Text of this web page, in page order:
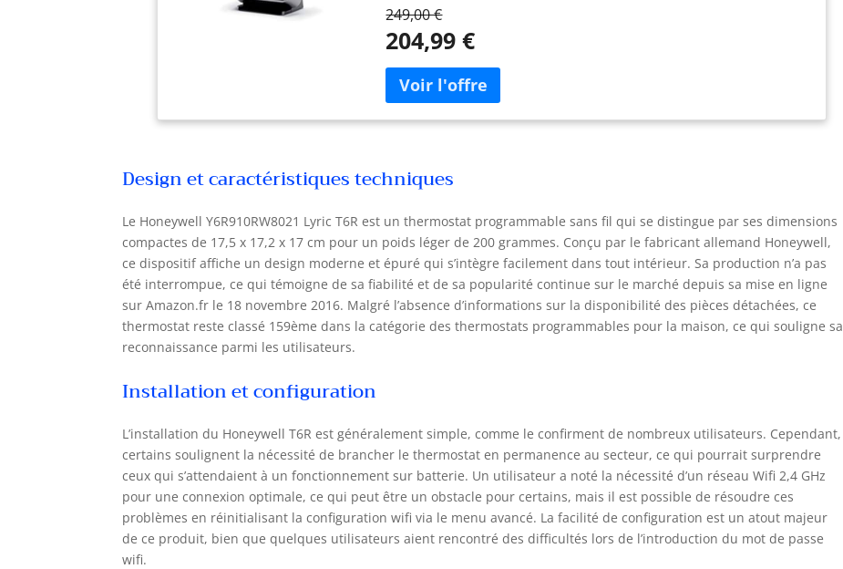
brancher pour le recharger si besoin. Clair et intuitif : le grand écran
tactile rétro-éclairé facilite la programmation et la modification des
Vous bénéficiez d'un contrôle intégral depuis l'écran, même lorsque
vous n'êtes pas connecté à l'application. Connexion intelligente : le
thermostat intelligent T6R fonctionne également avec Apple
demain. Contrôle et connexion : l'application Honeywell Home vous
permet de contrôler votre chauffage où que vous soyez. La fonction
de géolocalisation utilise l'emplacement de votre téléphone pour
savoir pour savoir si vous êtes à votre domicile ou en déplacement.
Ainsi, vous économisez de l'énergie et bénéficiez de températures
agréables à votre retour. Programmable, réglable, flexible :
choisissez des paramètres adaptés à votre style de vie, tels que la
programmation hebdomadaire, journalière ou 5 + 2 jours, avec
jusqu'à 6 plages horaires par jour, que vous pouvez modifier à
couvercle. Puis fixez le thermostat sur la plaque murale. Comprend
également : un boîtier récepteur avec témoin LED et bouton de
démarrage manuel de la chaudière. Économies intelligentes et
efficacité énergétique : le thermostat connecté sans fil T6R vous
permet de contrôler la température de votre maison, que vous soyez
à votre domicile ou en déplacement. Pas besoin de le fixer au mur.
Vous pouvez le déplacer et le brancher pour le recharger si besoin
249,00 €
204,99 €
Design et caractéristiques techniques
Le Honeywell Y6R910RW8021 Lyric T6R est un thermostat programmable sans fil qui se distingue par ses dimensions
compactes de 17,5 x 17,2 x 17 cm pour un poids léger de 200 grammes. Conçu par le fabricant allemand Honeywell,
ce dispositif affiche un design moderne et épuré qui s’intègre facilement dans tout intérieur. Sa production n’a pas
été interrompue, ce qui témoigne de sa fiabilité et de sa popularité continue sur le marché depuis sa mise en ligne
sur Amazon.fr le 18 novembre 2016. Malgré l’absence d’informations sur la disponibilité des pièces détachées, ce
thermostat reste classé 159ème dans la catégorie des thermostats programmables pour la maison, ce qui souligne sa
reconnaissance parmi les utilisateurs.
Installation et configuration
L’installation du Honeywell T6R est généralement simple, comme le confirment de nombreux utilisateurs. Cependant,
certains soulignent la nécessité de brancher le thermostat en permanence au secteur, ce qui pourrait surprendre
ceux qui s’attendaient à un fonctionnement sur batterie. Un utilisateur a noté la nécessité d’un réseau Wifi 2,4 GHz
pour une connexion optimale, ce qui peut être un obstacle pour certains, mais il est possible de résoudre ces
problèmes en réinitialisant la configuration wifi via le menu avancé. La facilité de configuration est un atout majeur
de ce produit, bien que quelques utilisateurs aient rencontré des difficultés lors de l’introduction du mot de passe
wifi.